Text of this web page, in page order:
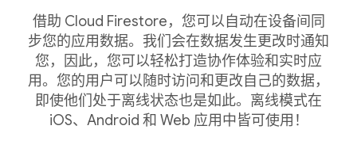
借助 Cloud Firestore，您可以自动在设备间同
步您的应用数据。我们会在数据发生更改时通知
您，因此，您可以轻松打造协作体验和实时应
用。您的用户可以随时访问和更改自己的数据，
即使他们处于离线状态也是如此。离线模式在
iOS、Android 和 Web 应用中皆可使用！